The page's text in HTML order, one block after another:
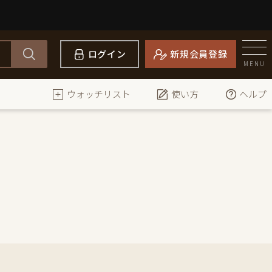
ログイン 新規会員登録
MENU
ウォッチリスト 使い方 ヘルプ